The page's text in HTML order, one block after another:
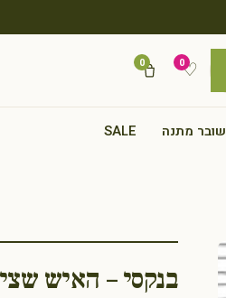
♡
0
0
שובר מתנה SALE
בנקסי – האיש